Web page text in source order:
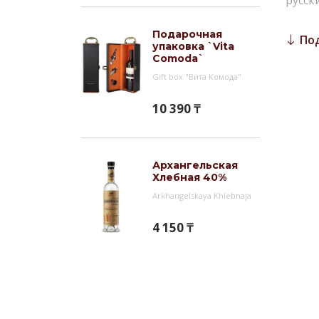
Подарочная
упаковка `Vita
Comoda`
Gift box "Вита Комода"
10 390 ₸
Архангельская
Хлебная 40%
Arkhangelskaya Khlebnaja
4 150 ₸